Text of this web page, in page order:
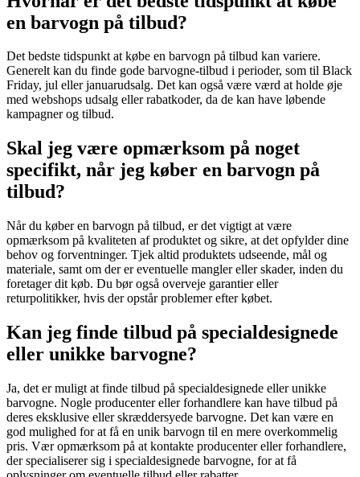
en barvogn på tilbud?
Det bedste tidspunkt at købe en barvogn på tilbud kan variere.
Generelt kan du finde gode barvogne-tilbud i perioder, som til Black
Friday, jul eller januarudsalg. Det kan også være værd at holde øje
med webshops udsalg eller rabatkoder, da de kan have løbende
kampagner og tilbud.
Skal jeg være opmærksom på noget
specifikt, når jeg køber en barvogn på
tilbud?
Når du køber en barvogn på tilbud, er det vigtigt at være
opmærksom på kvaliteten af produktet og sikre, at det opfylder dine
behov og forventninger. Tjek altid produktets udseende, mål og
materiale, samt om der er eventuelle mangler eller skader, inden du
foretager dit køb. Du bør også overveje garantier eller
returpolitikker, hvis der opstår problemer efter købet.
Kan jeg finde tilbud på specialdesignede
eller unikke barvogne?
Ja, det er muligt at finde tilbud på specialdesignede eller unikke
barvogne. Nogle producenter eller forhandlere kan have tilbud på
deres eksklusive eller skræddersyede barvogne. Det kan være en
god mulighed for at få en unik barvogn til en mere overkommelig
pris. Vær opmærksom på at kontakte producenter eller forhandlere,
der specialiserer sig i specialdesignede barvogne, for at få